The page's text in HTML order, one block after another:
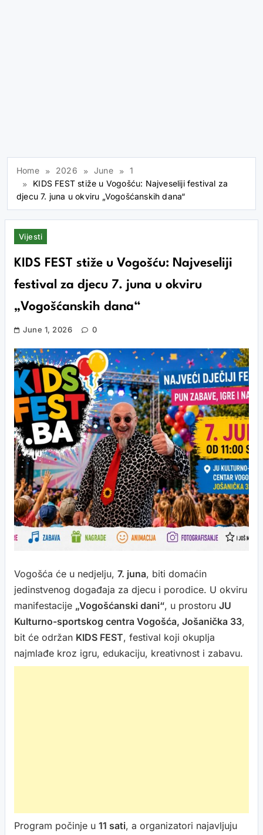
Home 2026 June
1
KIDS FEST stiže u Vogošću: Najveseliji festival za
djecu 7. juna u okviru „Vogošćanskih dana“
Vijesti
KIDS FEST stiže u Vogošću: Najveseliji
festival za djecu 7. juna u okviru
„Vogošćanskih dana“
June 1, 2026 0
Vogošća će u nedjelju, 7. juna, biti domaćin
jedinstvenog događaja za djecu i porodice. U okviru
manifestacije „Vogošćanski dani“, u prostoru JU
Kulturno-sportskog centra Vogošća, Jošanička 33,
bit će održan KIDS FEST, festival koji okuplja
najmlađe kroz igru, edukaciju, kreativnost i zabavu.
Program počinje u 11 sati, a organizatori najavljuju